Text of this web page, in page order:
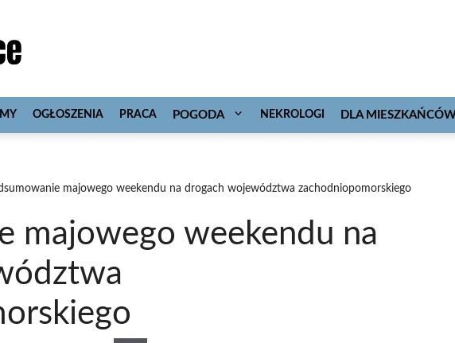
OGŁOSZENIA PRACA POGODA NEKROLOGI DLA
majowego weekendu na drogach województwa zachodniopomorskiego
majowego weekendu na